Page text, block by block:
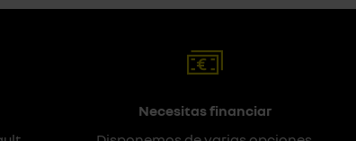
Necesitas financiar